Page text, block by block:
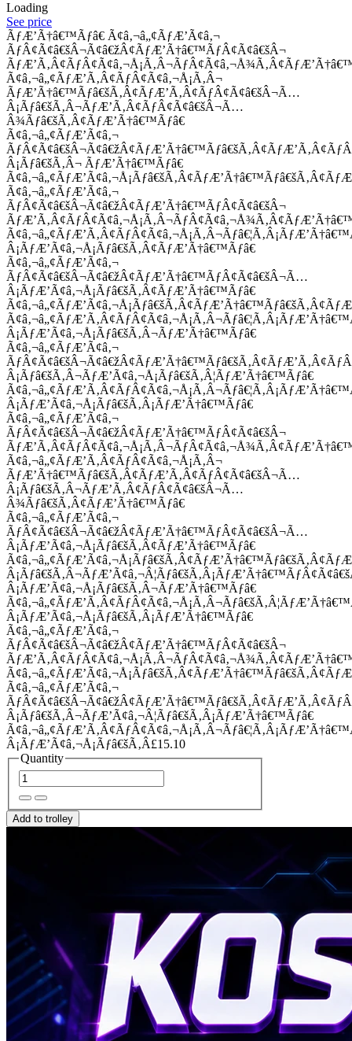
Loading
See price
ÃƒÆ’Ã†â€™Ãƒâ€ Ã¢â‚¬â„¢ÃƒÆ’Ã¢â‚¬
ÃƒÂ¢Ã¢â€šÂ¬Ã¢â€žÂ¢ÃƒÆ’Ã†â€™ÃƒÂ¢Ã¢â€šÂ¬
Ã¢â‚¬â„¢ÃƒÆ’Ã‚Â¢ÃƒÂ¢Ã¢â‚¬Å¡Ã‚Â¬
ÃƒÆ’Ã†â€™Ãƒâ€šÃ‚Â¢ÃƒÆ’Ã‚Â¢ÃƒÂ¢Ã¢â€šÂ¬Ã…
Â¡Ãƒâ€šÃ‚Â¬ÃƒÆ’Ã‚Â¢ÃƒÂ¢Ã¢â€šÂ¬Ã…
Â¾Ãƒâ€šÃ‚Â¢ÃƒÆ’Ã†â€™Ãƒâ€
Ã¢â‚¬â„¢ÃƒÆ’Ã¢â‚¬
Â¡Ãƒâ€šÃ‚Â¬ ÃƒÆ’Ã†â€™Ãƒâ€
Ã¢â‚¬â„¢ÃƒÆ’Ã¢â‚¬
ÃƒÂ¢Ã¢â€šÂ¬Ã¢â€žÂ¢ÃƒÆ’Ã†â€™ÃƒÂ¢Ã¢â€šÂ¬
Â¡ÃƒÆ’Ã¢â‚¬Å¡Ãƒâ€šÃ‚Â¢ÃƒÆ’Ã†â€™Ãƒâ€
Ã¢â‚¬â„¢ÃƒÆ’Ã¢â‚¬
ÃƒÂ¢Ã¢â€šÂ¬Ã¢â€žÂ¢ÃƒÆ’Ã†â€™ÃƒÂ¢Ã¢â€šÂ¬Ã…
Â¡ÃƒÆ’Ã¢â‚¬Å¡Ãƒâ€šÃ‚Â¢ÃƒÆ’Ã†â€™Ãƒâ€
Â¡ÃƒÆ’Ã¢â‚¬Å¡Ãƒâ€šÃ‚Â¬ÃƒÆ’Ã†â€™Ãƒâ€
Ã¢â‚¬â„¢ÃƒÆ’Ã¢â‚¬
Â¡Ãƒâ€šÃ‚Â¬ÃƒÆ’Ã¢â‚¬Å¡Ãƒâ€šÃ‚Â¦ÃƒÆ’Ã†â€™Ãƒâ€
Â¡ÃƒÆ’Ã¢â‚¬Å¡Ãƒâ€šÃ‚Â¡ÃƒÆ’Ã†â€™Ãƒâ€
Ã¢â‚¬â„¢ÃƒÆ’Ã¢â‚¬
ÃƒÂ¢Ã¢â€šÂ¬Ã¢â€žÂ¢ÃƒÆ’Ã†â€™ÃƒÂ¢Ã¢â€šÂ¬
Ã¢â‚¬â„¢ÃƒÆ’Ã‚Â¢ÃƒÂ¢Ã¢â‚¬Å¡Ã‚Â¬
ÃƒÆ’Ã†â€™Ãƒâ€šÃ‚Â¢ÃƒÆ’Ã‚Â¢ÃƒÂ¢Ã¢â€šÂ¬Ã…
Â¡Ãƒâ€šÃ‚Â¬ÃƒÆ’Ã‚Â¢ÃƒÂ¢Ã¢â€šÂ¬Ã…
Â¾Ãƒâ€šÃ‚Â¢ÃƒÆ’Ã†â€™Ãƒâ€
Ã¢â‚¬â„¢ÃƒÆ’Ã¢â‚¬
ÃƒÂ¢Ã¢â€šÂ¬Ã¢â€žÂ¢ÃƒÆ’Ã†â€™ÃƒÂ¢Ã¢â€šÂ¬Ã…
Â¡ÃƒÆ’Ã¢â‚¬Å¡Ãƒâ€šÃ‚Â¢ÃƒÆ’Ã†â€™Ãƒâ€
Â¡ÃƒÆ’Ã¢â‚¬Å¡Ãƒâ€šÃ‚Â¬ÃƒÆ’Ã†â€™Ãƒâ€
Â¡ÃƒÆ’Ã¢â‚¬Å¡Ãƒâ€šÃ‚Â¡ÃƒÆ’Ã†â€™Ãƒâ€
Ã¢â‚¬â„¢ÃƒÆ’Ã¢â‚¬
ÃƒÂ¢Ã¢â€šÂ¬Ã¢â€žÂ¢ÃƒÆ’Ã†â€™ÃƒÂ¢Ã¢â€šÂ¬
Ã¢â‚¬â„¢ÃƒÆ’Ã¢â‚¬
Â¡Ãƒâ€šÃ‚Â¬ÃƒÆ’Ã¢â‚¬Â¦Ãƒâ€šÃ‚Â¡ÃƒÆ’Ã†â€™Ãƒâ€
Â¡ÃƒÆ’Ã¢â‚¬Å¡Ãƒâ€šÃ‚Â£15.10
Quantity
Add to trolley